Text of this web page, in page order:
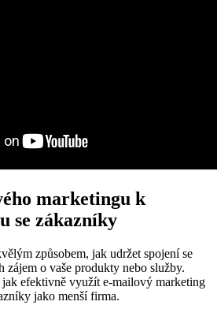
marketingu k
se zákazníky
způsobem, jak udržet spojení se
zájem o vaše produkty nebo služby.
efektivně využít e-mailový marketing
jako menší firma.